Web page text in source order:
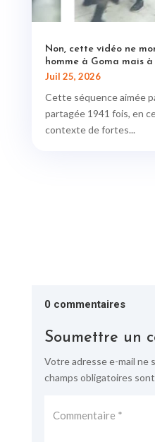
Non, cette vidéo ne
homme à Goma mais
Juil 25, 2026
Cette séquence aimée
partagée 1941 fois, en
contexte de fortes...
0 commentaires
Soumettre un
Votre adresse e-mail ne
champs obligatoires